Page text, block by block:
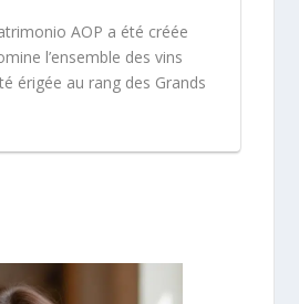
AOP a été créée
l’ensemble des vins
érigée au rang des Grands